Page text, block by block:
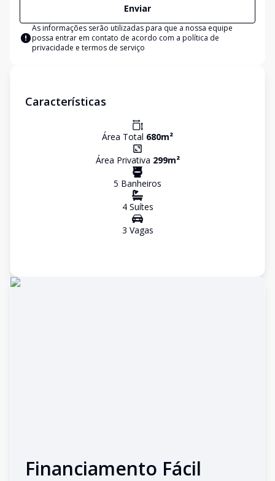
Enviar
As informações serão utilizadas para que a nossa equipe
possa entrar em contato de acordo com a política de
privacidade e termos de serviço
Características
Área Total 680m²
Área Privativa 299m²
5 Banheiros
4Suítes
3 Vagas
Financiamento Fácil